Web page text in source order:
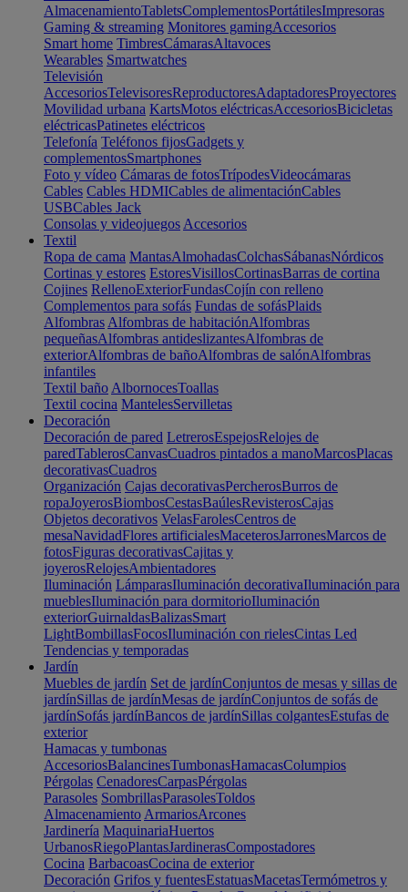
AlmacenamientoTabletsComplementosPortátilesImpresoras
Gaming & streaming Monitores gamingAccesorios
Smart home TimbresCámarasAltavoces
Wearables Smartwatches
Televisión
AccesoriosTelevisoresReproductoresAdaptadoresProyectores
Movilidad urbana KartsMotos eléctricasAccesoriosBicicletas
eléctricasPatinetes eléctricos
Telefonía Teléfonos fijosGadgets y
complementosSmartphones
Foto y vídeo Cámaras de fotosTrípodesVideocámaras
Cables Cables HDMICables de alimentaciónCables
USBCables Jack
Consolas y videojuegos Accesorios
Textil
Ropa de cama MantasAlmohadasColchasSábanasNórdicos
Cortinas y estores EstoresVisillosCortinasBarras de cortina
Cojines RellenoExteriorFundasCojín con relleno
Complementos para sofás Fundas de sofásPlaids
Alfombras Alfombras de habitaciónAlfombras
pequeñasAlfombras antideslizantesAlfombras de
exteriorAlfombras de bañoAlfombras de salónAlfombras
infantiles
Textil baño AlbornocesToallas
Textil cocina MantelesServilletas
Decoración
Decoración de pared LetrerosEspejosRelojes de
paredTablerosCanvasCuadros pintados a manoMarcosPlacas
decorativasCuadros
Organización Cajas decorativasPercherosBurros de
ropaJoyerosBiombosCestasBaúlesRevisterosCajas
Objetos decorativos VelasFarolesCentros de
mesaNavidadFlores artificialesMaceterosJarronesMarcos de
fotosFiguras decorativasCajitas y
joyerosRelojesAmbientadores
Iluminación LámparasIluminación decorativaIluminación para
mueblesIluminación para dormitorioIluminación
exteriorGuirnaldasBalizasSmart
LightBombillasFocosIluminación con rielesCintas Led
Tendencias y temporadas
Jardín
Muebles de jardín Set de jardínConjuntos de mesas y sillas de
jardínSillas de jardínMesas de jardínConjuntos de sofás de
jardínSofás jardínBancos de jardínSillas colgantesEstufas de
exterior
Hamacas y tumbonas
AccesoriosBalancinesTumbonasHamacasColumpios
Pérgolas CenadoresCarpasPérgolas
Parasoles SombrillasParasolesToldos
Almacenamiento ArmariosArcones
Jardinería MaquinariaHuertos
UrbanosRiegoPlantasJardinerasCompostadores
Cocina BarbacoasCocina de exterior
Decoración Grifos y fuentesEstatuasMacetasTermómetros y